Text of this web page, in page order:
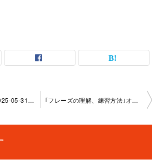
｢歌い方｣オンライン2025-05-31-no0092-1149 ｢フレーズの理解、練習方法｣オンライン2025-06-26-no0092-1149